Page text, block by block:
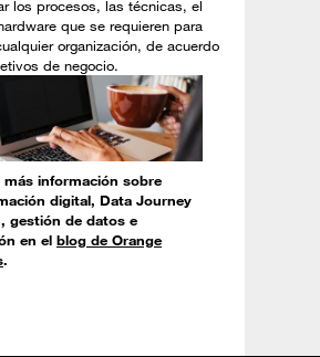
los procesos, las técnicas, el
que se requieren para
organización, de acuerdo
de negocio.
más información sobre
digital, Data Journey
gestión de datos e
en el blog de Orange
.